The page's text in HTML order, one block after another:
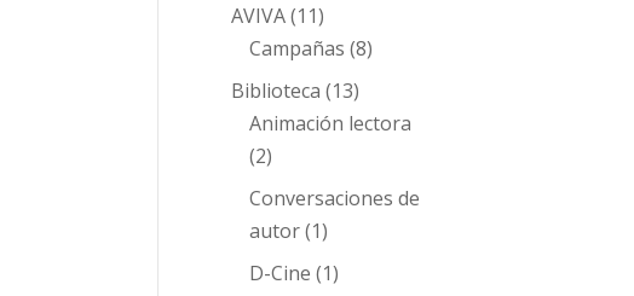
AVIVA(11)
Campañas (8)
Biblioteca (13)
Animación lectora
(2)
Conversaciones de
autor(1)
D-Cine (1)